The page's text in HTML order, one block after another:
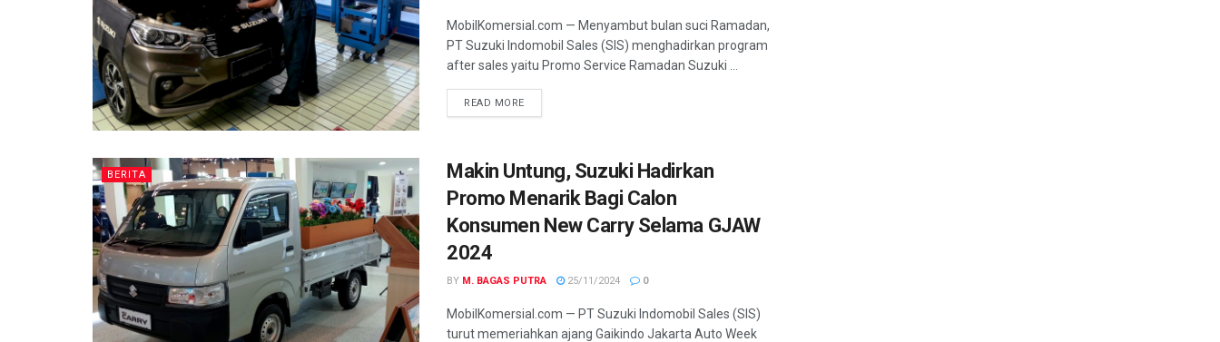
MobilKomersial.com — Menyambut bulan suci Ramadan,
PT Suzuki Indomobil Sales (SIS) menghadirkan program
after sales yaitu Promo Service Ramadan Suzuki ...
READ MORE
BERITA
Makin Untung, Suzuki Hadirkan
Promo Menarik Bagi Calon
Konsumen New Carry Selama GJAW
2024
BY M. BAGAS PUTRA 25/11/2024 0
MobilKomersial.com — PT Suzuki Indomobil Sales (SIS)
turut memeriahkan ajang Gaikindo Jakarta Auto Week